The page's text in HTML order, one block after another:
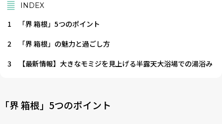
INDEX
1
「界 箱根」5つのポイント
2
「界 箱根」の魅力と過ごし方
3
【最新情報】大きなモミジを見上げる半露天大浴場での湯浴み
「界 箱根」5つのポイント